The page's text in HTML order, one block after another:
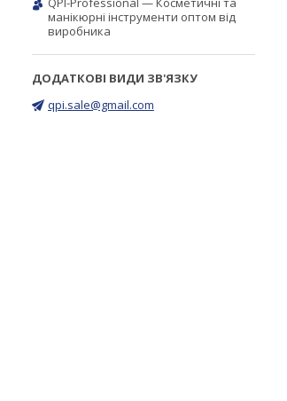
манікюрні інструменти оптом від
виробника
qpi.sale@gmail.com